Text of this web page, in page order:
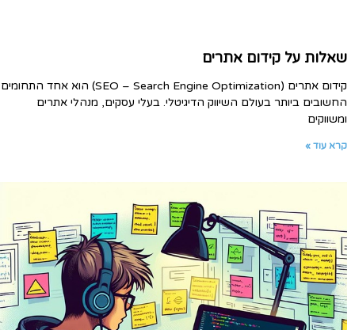
שאלות על קידום אתרים
קידום אתרים (SEO – Search Engine Optimization) הוא אחד התחומים
החשובים ביותר בעולם השיווק הדיגיטלי. בעלי עסקים, מנהלי אתרים
ומשווקים
קרא עוד »